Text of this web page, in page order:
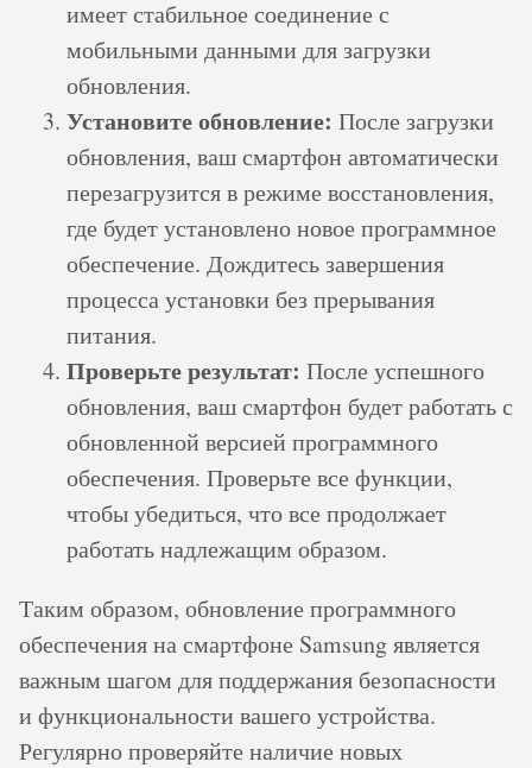
имеет стабильное соединение с
мобильными данными для загрузки
обновления.
Установите обновление: После загрузки
обновления, ваш смартфон автоматически
перезагрузится в режиме восстановления,
где будет установлено новое программное
обеспечение. Дождитесь завершения
процесса установки без прерывания
питания.
Проверьте результат: После успешного
обновления, ваш смартфон будет работать с
обновленной версией программного
обеспечения. Проверьте все функции,
чтобы убедиться, что все продолжает
работать надлежащим образом.
Таким образом, обновление программного
обеспечения на смартфоне Samsung является
важным шагом для поддержания безопасности
и функциональности вашего устройства.
Регулярно проверяйте наличие новых